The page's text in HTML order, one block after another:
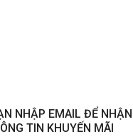
NHẬP EMAIL ĐỂ NHẬN
TIN KHUYẾN MÃI